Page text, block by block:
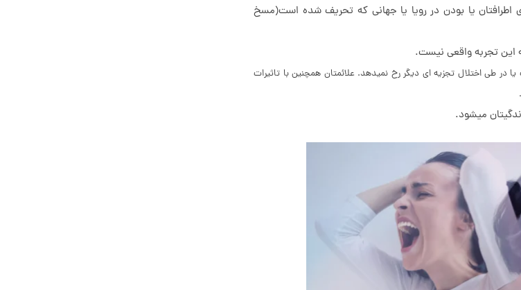
یا بودن در رویا یا جهانی که تحریف شده است(مسخ
تجربه واقعی نیست.
در طی اختلال تجزیه ای دیگر رخ نمیدهد. علائمتان همچنین با تاثیرات
میشود.